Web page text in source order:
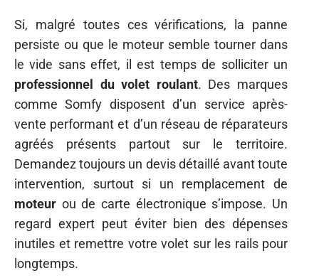
Si, malgré toutes ces vérifications, la panne
persiste ou que le moteur semble tourner dans
le vide sans effet, il est temps de solliciter un
professionnel du volet roulant. Des marques
comme Somfy disposent d’un service après-
vente performant et d’un réseau de réparateurs
agréés présents partout sur le territoire.
Demandez toujours un devis détaillé avant toute
intervention, surtout si un remplacement de
moteur ou de carte électronique s’impose. Un
regard expert peut éviter bien des dépenses
inutiles et remettre votre volet sur les rails pour
longtemps.